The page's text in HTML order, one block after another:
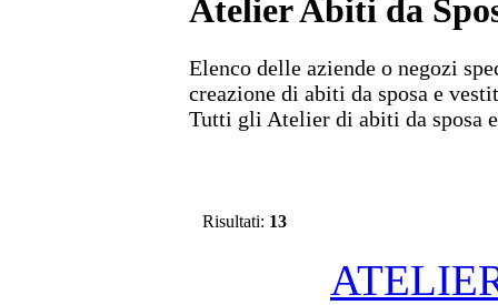
Atelier Abiti da
Elenco delle aziende o negozi
creazione di abiti da sposa e
Tutti gli Atelier di abiti da sposa e
Risultati: 13